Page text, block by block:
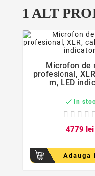
1 ALT

Microfon de
profesional,
m, LED
 In stoc
4779 lei
Adauga